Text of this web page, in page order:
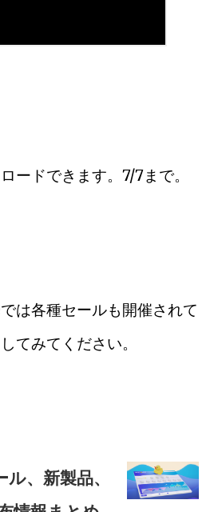
ードできます。7/7まで。
は各種セールも開催されて
てみてください。
、新製品、